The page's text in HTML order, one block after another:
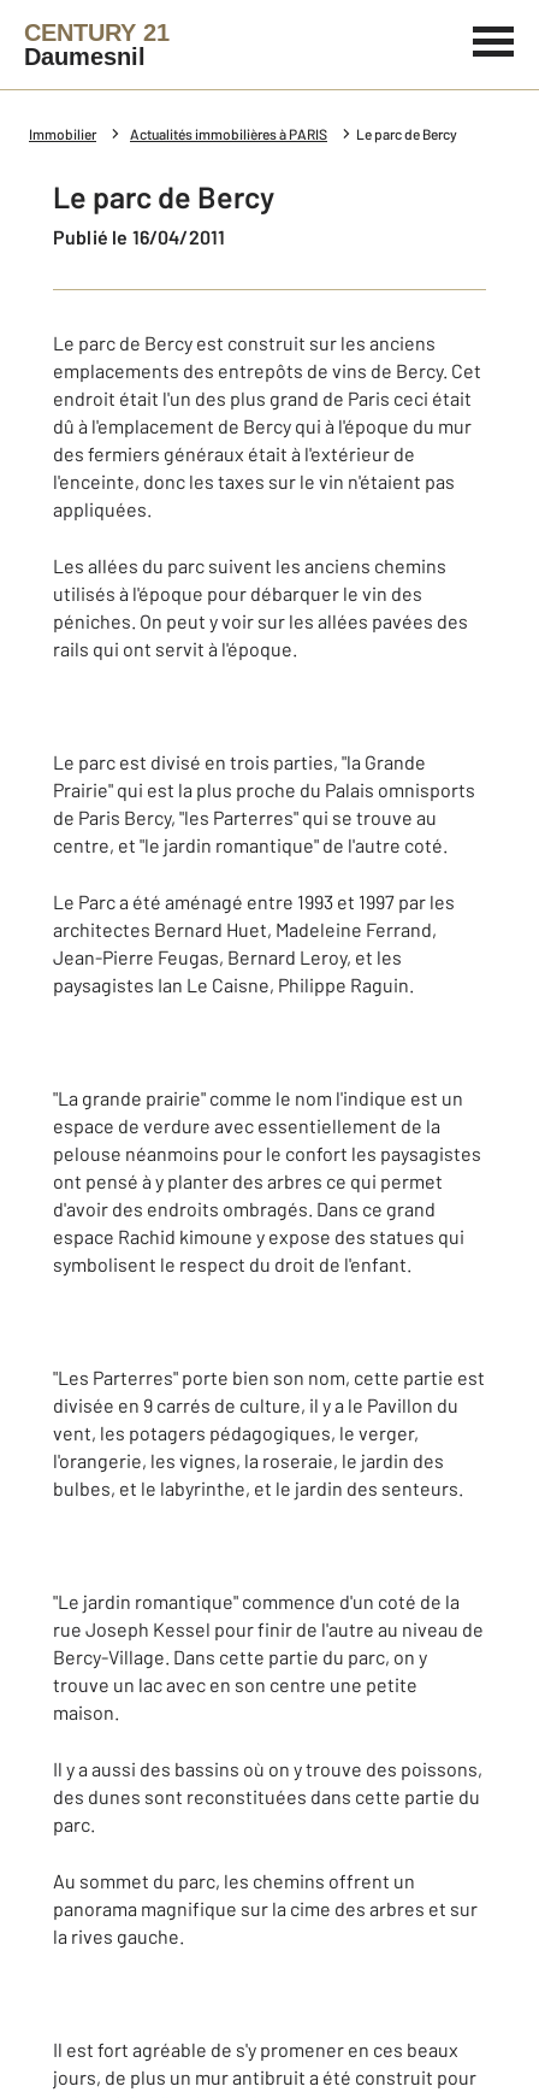
CENTURY 21
Daumesnil
Immobilier Actualités immobilières à PARIS Le parc de Bercy
Le parc de Bercy
Publié le 16/04/2011
Le parc de Bercy est construit sur les anciens
emplacements des entrepôts de vins de Bercy. Cet
endroit était l'un des plus grand de Paris ceci était
dû à l'emplacement de Bercy qui à l'époque du mur
des fermiers généraux était à l'extérieur de
l'enceinte, donc les taxes sur le vin n'étaient pas
appliquées.
Les allées du parc suivent les anciens chemins
utilisés à l'époque pour débarquer le vin des
péniches. On peut y voir sur les allées pavées des
rails qui ont servit à l'époque.
Le parc est divisé en trois parties, "la Grande
Prairie" qui est la plus proche du Palais omnisports
de Paris Bercy, "les Parterres" qui se trouve au
centre, et "le jardin romantique" de l'autre coté.
Le Parc a été aménagé entre 1993 et 1997 par les
architectes Bernard Huet, Madeleine Ferrand,
Jean-Pierre Feugas, Bernard Leroy, et les
paysagistes Ian Le Caisne, Philippe Raguin.
"La grande prairie" comme le nom l'indique est un
espace de verdure avec essentiellement de la
pelouse néanmoins pour le confort les paysagistes
ont pensé à y planter des arbres ce qui permet
d'avoir des endroits ombragés. Dans ce grand
espace Rachid kimoune y expose des statues qui
symbolisent le respect du droit de l'enfant.
"Les Parterres" porte bien son nom, cette partie est
divisée en 9 carrés de culture, il y a le Pavillon du
vent, les potagers pédagogiques, le verger,
l'orangerie, les vignes, la roseraie, le jardin des
bulbes, et le labyrinthe, et le jardin des senteurs.
"Le jardin romantique" commence d'un coté de la
rue Joseph Kessel pour finir de l'autre au niveau de
Bercy-Village. Dans cette partie du parc, on y
trouve un lac avec en son centre une petite
maison.
Il y a aussi des bassins où on y trouve des poissons,
des dunes sont reconstituées dans cette partie du
parc.
Au sommet du parc, les chemins offrent un
panorama magnifique sur la cime des arbres et sur
la rives gauche.
Il est fort agréable de s'y promener en ces beaux
jours, de plus un mur antibruit a été construit pour